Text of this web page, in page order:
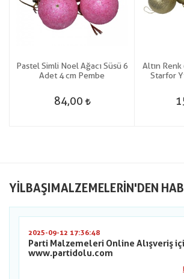
Pastel Simli Noel Ağacı Süsü 6
Adet 4 cm Pembe
84,00
Altın Renk
Starfor
YILBAŞIMALZEMELERIN'DEN
2025-09-12 17:36:48
Parti Malzemeleri Online Alışveriş
www.partidolu.com